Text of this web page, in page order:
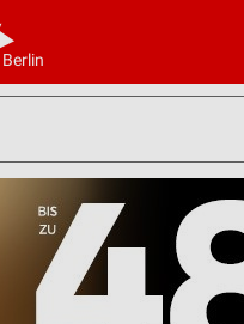
Berlin